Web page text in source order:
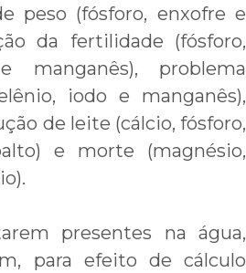
peso (fósforo, enxofre e
da fertilidade (fósforo,
manganês), problema
iodo e manganês),
de leite (cálcio, fósforo,
e morte (magnésio,
presentes na água,
para efeito de cálculo